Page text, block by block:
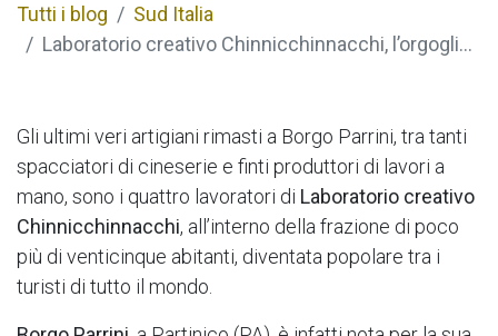
Tutti i blog
Sud Italia
Laboratorio creativo Chinnicchinnacchi, l’orgoglio artigianale di Borgo Parrini
Gli ultimi veri artigiani rimasti a Borgo Parrini, tra tanti
spacciatori di cineserie e finti produttori di lavori a
mano, sono i quattro lavoratori di Laboratorio creativo
Chinnicchinnacchi, all’interno della frazione di poco
più di venticinque abitanti, diventata popolare tra i
turisti di tutto il mondo.